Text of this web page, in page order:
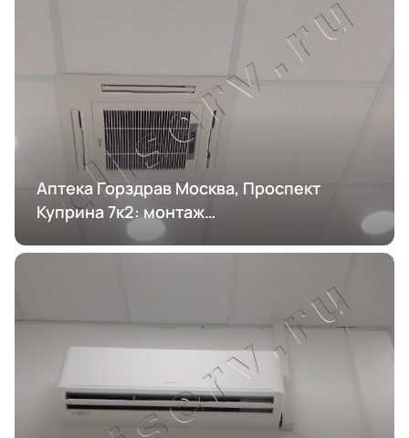
Аптека Горздрав Москва, Проспект
Куприна 7к2: монтаж
кондиционирования